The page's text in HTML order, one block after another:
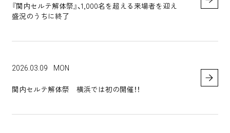
『関内セルテ解体祭』、1,000名を超える来場者を迎え
盛況のうちに終了
2026.03.09 MON
関内セルテ解体祭 横浜では初の開催！！